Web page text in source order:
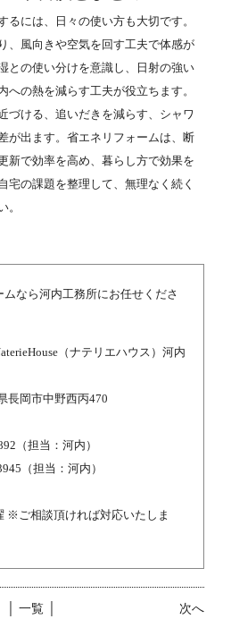
るには、日々の使い方も大切です。
、風向きや空気を回す工夫で体感が
との使い分けを意識し、日射の強い
への熱を減らす工夫が役立ちます。
づける、追いだきを減らす、シャワ
が出ます。省エネリフォームは、断
新で効率を高め、暮らし方で効果を
宅の課題を整理して、無理なく続く
。
なら河内工務所にお任せくださ
（ナテリエハウス）河内
長岡市中野西丙470
（担当：河内）
（担当：河内）
※ご相談頂ければ対応いたしま
次へ
│ 一覧 │